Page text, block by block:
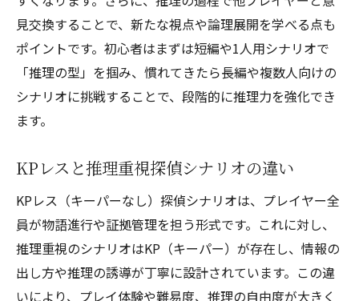
見交換することで、新たな視点や論理展開を学べる点も
ポイントです。初心者はまずは短編や1人用シナリオで
「推理の型」を掴み、慣れてきたら長編や複数人向けの
シナリオに挑戦することで、段階的に推理力を強化でき
ます。
KPレスと推理重視探偵シナリオの違い
KPレス（キーパーなし）探偵シナリオは、プレイヤー全
員が物語進行や証拠管理を担う形式です。これに対し、
推理重視のシナリオはKP（キーパー）が存在し、情報の
出し方や推理の誘導が丁寧に設計されています。この違
いにより、プレイ体験や難易度、推理の自由度が大きく